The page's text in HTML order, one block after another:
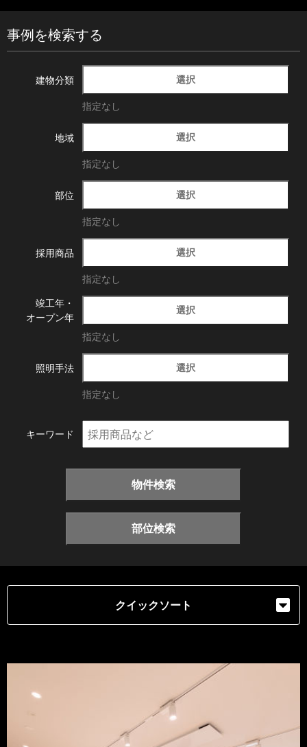
事例を検索する
建物分類 選択
指定なし
地域 選択
指定なし
部位 選択
指定なし
採用商品 選択
指定なし
竣工年・
オープン年
選択
指定なし
照明手法 選択
指定なし
キーワード
物件検索
部位検索
クイックソート